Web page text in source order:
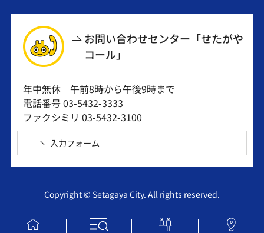
お問い合わせセンター「せたがや
コール」
年中無休 午前8時から午後9時まで
電話番号03-5432-3333
ファクシミリ 03-5432-3100
入力フォーム
Copyright © Setagaya City. All rights reserved.